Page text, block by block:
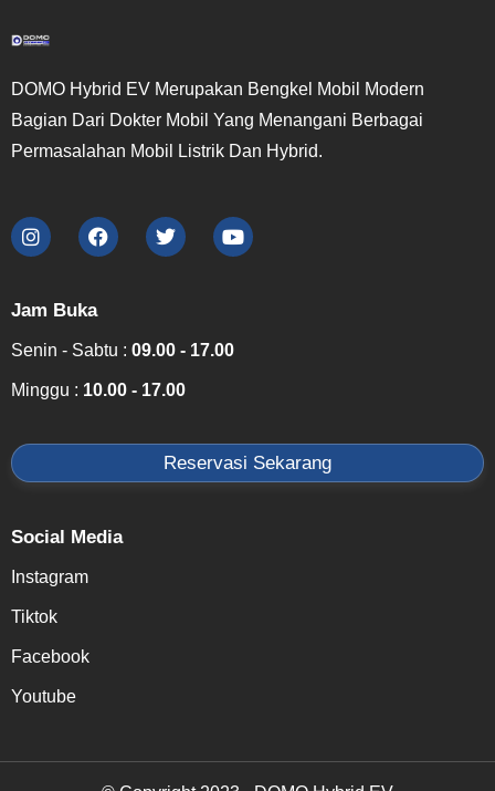
DOMO Hybrid EV Merupakan Bengkel Mobil Modern
Bagian Dari Dokter Mobil Yang Menangani Berbagai
Permasalahan Mobil Listrik Dan Hybrid.
Jam Buka
Senin - Sabtu : 09.00 - 17.00
Minggu : 10.00 - 17.00
Reservasi Sekarang
Social Media
Instagram
Tiktok
Facebook
Youtube